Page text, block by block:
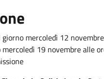
mercoledì 12
19 novembre alle